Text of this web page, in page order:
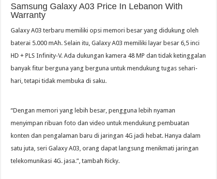
Samsung Galaxy A03 Price In Lebanon With
Warranty
Galaxy A03 terbaru memiliki opsi memori besar yang didukung oleh
baterai 5.000 mAh. Selain itu, Galaxy A03 memiliki layar besar 6,5 inci
HD + PLS Infinity-V. Ada dukungan kamera 48 MP dan tidak ketinggalan
banyak fitur berguna yang berguna untuk mendukung tugas sehari-
hari, tetapi tidak membuka di saku.
“Dengan memori yang lebih besar, pengguna lebih nyaman
menyimpan ribuan foto dan video untuk mendukung pembuatan
konten dan pengalaman baru di jaringan 4G jadi hebat. Hanya dalam
satu juta, seri Galaxy A03, orang dapat langsung menikmati jaringan
telekomunikasi 4G. jasa.”, tambah Ricky.